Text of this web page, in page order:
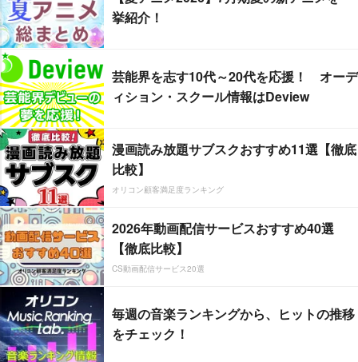
挙紹介！
芸能界を志す10代～20代を応援！ オーデ
ィション・スクール情報はDeview
漫画読み放題サブスクおすすめ11選【徹底
比較】
オリコン顧客満足度ランキング
2026年動画配信サービスおすすめ40選
【徹底比較】
CS動画配信サービス20選
毎週の音楽ランキングから、ヒットの推移
をチェック！